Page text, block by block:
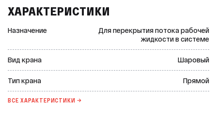
ХАРАКТЕРИСТИКИ
Назначение
Для перекрытия потока рабочей
жидкости в системе
Вид крана Шаровый
Тип крана Прямой
ВСЕ ХАРАКТЕРИСТИКИ →